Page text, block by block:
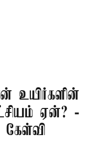
உயிர்களின்
ஏன்? -
கேள்வி